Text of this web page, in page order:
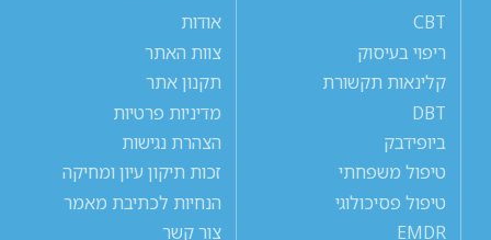
CBT
ריפוי בעיסוק
קלינאות תקשורת
DBT
ביופידבק
טיפול משפחתי
טיפול פסיכולוגי
EMDR
אודות
צוות האתר
תקנון אתר
מדיניות פרטיות
הצהרת נגישות
זכות תיקון עיון ומחיקה
הנחיות לכתיבת מאמר
צור קשר